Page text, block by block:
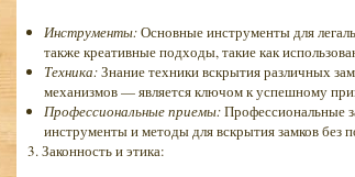
Инструменты:Основные инструменты для
также креативные подходы, такие как
Техника:Знание техники вскрытия различных
механизмов — является ключом к успешному
Профессиональные приемы:Профессиональные
инструменты и методы для вскрытия замков
3. Законность и этика: